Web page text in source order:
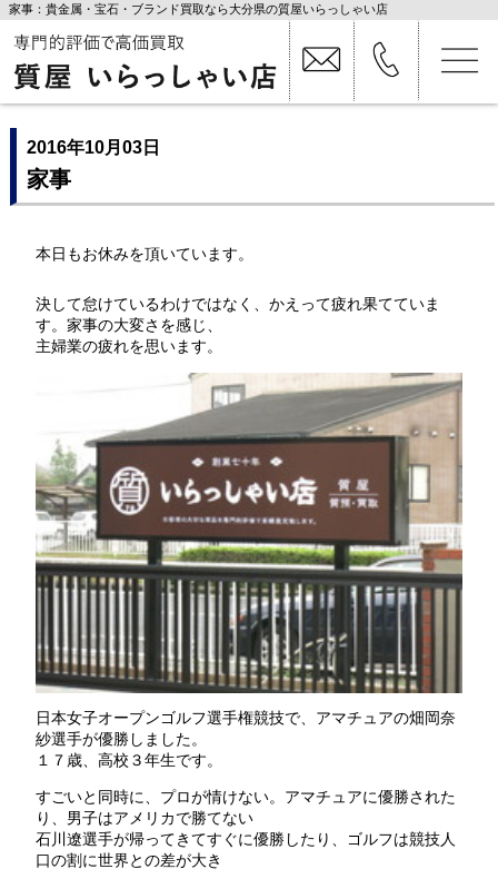
家事：貴金属・宝石・ブランド買取なら大分県の質屋いらっしゃい店
2016年10月03日
家事
本日もお休みを頂いています。
決して怠けているわけではなく、かえって疲れ果てていま
す。家事の大変さを感じ、
主婦業の疲れを思います。
日本女子オープンゴルフ選手権競技で、アマチュアの畑岡奈
紗選手が優勝しました。
１７歳、高校３年生です。
すごいと同時に、プロが情けない。アマチュアに優勝された
り、男子はアメリカで勝てない
石川遼選手が帰ってきてすぐに優勝したり、ゴルフは競技人
口の割に世界との差が大き